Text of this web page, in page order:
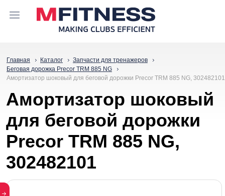
Главная Каталог
Запчасти для тренажеров
Беговая дорожка Precor TRM 885 NG
Амортизатор шоковый для беговой дорожки Precor TRM 885 NG, 302482101
Амортизатор шоковый
для беговой дорожки
Precor TRM 885 NG,
302482101